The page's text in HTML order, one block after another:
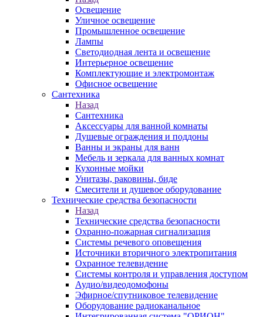
Освещение
Уличное освещение
Промышленное освещение
Лампы
Светодиодная лента и освещение
Интерьерное освещение
Комплектующие и электромонтаж
Офисное освещение
Сантехника
Назад
Сантехника
Аксессуары для ванной комнаты
Душевые ограждения и поддоны
Ванны и экраны для ванн
Мебель и зеркала для ванных комнат
Кухонные мойки
Унитазы, раковины, биде
Смесители и душевое оборудование
Технические средства безопасности
Назад
Технические средства безопасности
Охранно-пожарная сигнализация
Системы речевого оповещения
Источники вторичного электропитания
Охранное телевидение
Системы контроля и управления доступом
Аудио/видеодомофоны
Эфирное/спутниковое телевидение
Оборудование радиоканальное